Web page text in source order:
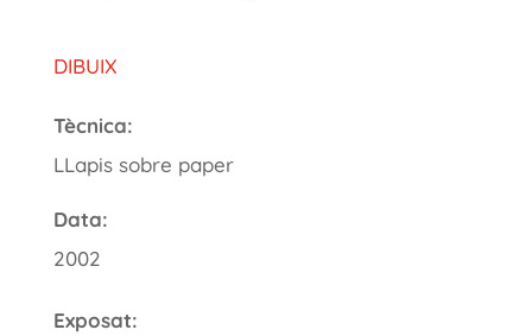
DIBUIX
Tècnica:
LLapis sobre paper
Data:
2002
Exposat: